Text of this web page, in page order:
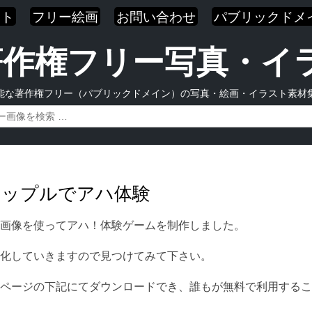
フリー絵画 お問い合わせ パブリックドメ
権フリー写真・イ
な著作権フリー（パブリックドメイン）の写真・絵画・イラスト素材
プルでアハ体験
像を使ってアハ！体験ゲームを制作しました。
していきますので見つけてみて下さい。
ージの下記にてダウンロードでき、誰もが無料で利用する